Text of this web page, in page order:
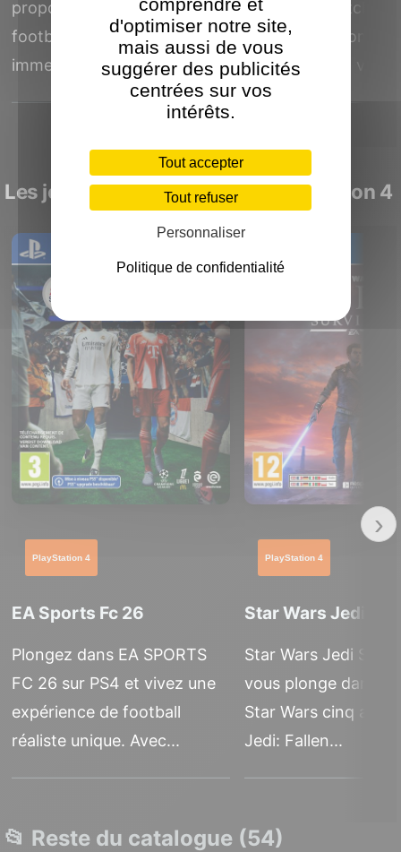
propose une expérience de
football réaliste et
immersive. Gérez votre...
Nintendo Switch
à créer des mondes
adorables et à vivre
Les jeux Electronic Arts sur PlayStation 4
PlayStation 4
EA Sports Fc 26
Plongez dans EA SPORTS
FC 26 sur PS4 et vivez une
expérience de football
réaliste unique. Avec...
PlayStation 4
Star Wars Jedi
Star Wars Jedi
vous plonge dans la
Star Wars cinq ans
Jedi: Fallen...
›
📂 Reste du catalogue (54)
d'optimiser notre site,
mais aussi de vous
suggérer des publicités
centrées sur vos
intérêts.
Tout accepter
Tout refuser
Personnaliser
Politique de confidentialité